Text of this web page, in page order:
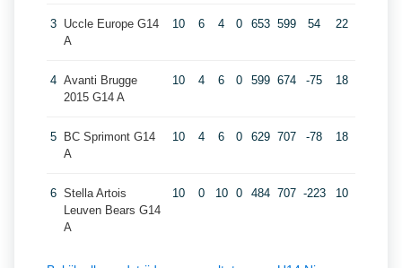
3
Uccle Europe G14
A
10 6 4 0 653 599 54 22
4 Avanti Brugge
2015 G14 A
10 4 6 0 599 674 -75 18
5
BC Sprimont G14
A
10 4 6 0 629 707 -78 18
6 Stella Artois
Leuven Bears G14
A
10 0 10 0 484 707 -223 10